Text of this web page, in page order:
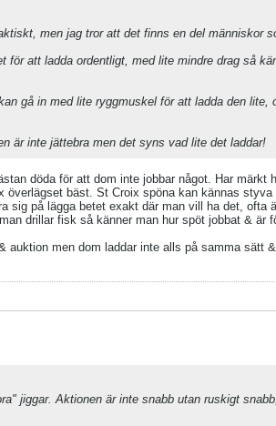
men jag tror att det finns en del människor
att ladda ordentligt, med lite mindre drag så
gå in med lite ryggmuskel för att ladda den lite,
är inte jättebra men det syns vad lite det laddar!
döda för att dom inte jobbar något. Har märkt
bäst. St Croix spöna kan kännas styva
sig på lägga betet exakt där man vill ha det, ofta
drillar fisk så känner man hur spöt jobbat & är
men dom laddar inte alls på samma sätt
jiggar. Aktionen är inte snabb utan ruskigt